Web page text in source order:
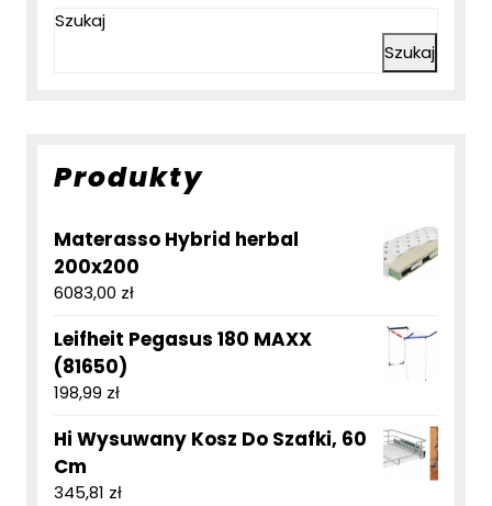
Szukaj
Szukaj
Produkty
Materasso Hybrid herbal
200x200
6083,00 zł
Leifheit Pegasus 180 MAXX
(81650)
198,99 zł
Hi Wysuwany Kosz Do Szafki, 60
Cm
345,81 zł